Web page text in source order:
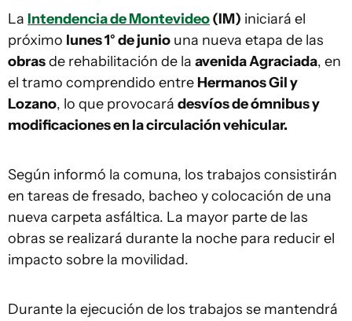
La Intendencia de Montevideo(IM) iniciará el
próximo lunes 1° de junio una nueva etapa de las
obrasde rehabilitación de la avenida Agraciada, en
el tramo comprendido entre Hermanos Gil y
Lozano, lo que provocará desvíos de ómnibus y
modificaciones en la circulación vehicular.
Según informó la comuna, los trabajos consistirán
en tareas de fresado, bacheo y colocación de una
nueva carpeta asfáltica. La mayor parte de las
obras se realizará durante la noche para reducir el
impacto sobre la movilidad.
Durante la ejecución de los trabajos se mantendrá